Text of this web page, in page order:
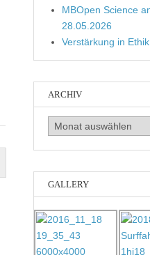
MBOpen Science
28.05.2026
Verstärkung in
ARCHIV
Archiv
GALLERY